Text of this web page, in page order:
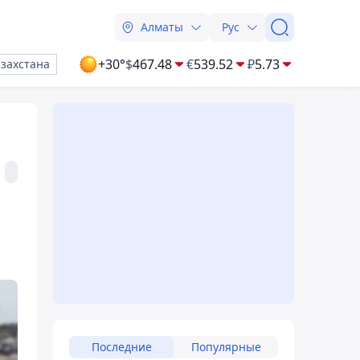
Алматы Рус
+30°$467.48 €539.52 ₽5.73
Последние Популярные